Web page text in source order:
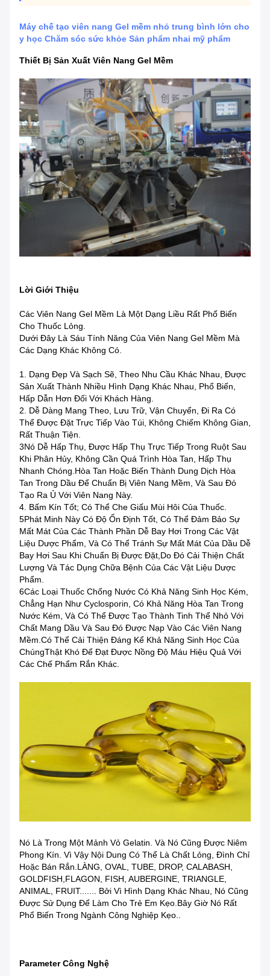
Máy chế tạo viên nang Gel mềm nhỏ trung bình lớn cho
y học Chăm sóc sức khỏe Sản phẩm nhai mỹ phẩm
Thiết Bị Sản Xuất Viên Nang Gel Mềm
Lời Giới Thiệu
Các Viên Nang Gel Mềm Là Một Dạng Liều Rất Phổ Biến
Cho Thuốc Lỏng.
Dưới Đây Là Sáu Tính Năng Của Viên Nang Gel Mềm Mà
Các Dạng Khác Không Có.
1. Dạng Đẹp Và Sạch Sẽ, Theo Nhu Cầu Khác Nhau, Được
Sản Xuất Thành Nhiều Hình Dạng Khác Nhau, Phổ Biến,
Hấp Dẫn Hơn Đối Với Khách Hàng.
2. Dễ Dàng Mang Theo, Lưu Trữ, Vận Chuyển, Đi Ra Có
Thể Được Đặt Trực Tiếp Vào Túi, Không Chiếm Không Gian,
Rất Thuận Tiện.
3Nó Dễ Hấp Thụ, Được Hấp Thụ Trực Tiếp Trong Ruột Sau
Khi Phân Hủy, Không Cần Quá Trình Hòa Tan, Hấp Thụ
Nhanh Chóng.hòa Tan Hoặc Biến Thành Dung Dịch Hòa
Tan Trong Dầu Để Chuẩn Bị Viên Nang Mềm, Và Sau Đó
Tạo Ra Ủ Với Viên Nang Này.
4. Bấm Kín Tốt; Có Thể Che Giấu Mùi Hôi Của Thuốc.
5Phát Minh Này Có Độ Ổn Định Tốt, Có Thể Đảm Bảo Sự
Mất Mát Của Các Thành Phần Dễ Bay Hơi Trong Các Vật
Liệu Dược Phẩm, Và Có Thể Tránh Sự Mất Mát Của Dầu Dễ
Bay Hơi Sau Khi Chuẩn Bị Được Đặt,do Đó Cải Thiện Chất
Lượng Và Tác Dụng Chữa Bệnh Của Các Vật Liệu Dược
Phẩm.
6Các Loại Thuốc Chống Nước Có Khả Năng Sinh Học Kém,
Chẳng Hạn Như Cyclosporin, Có Khả Năng Hòa Tan Trong
Nước Kém, Và Có Thể Được Tạo Thành Tinh Thể Nhỏ Với
Chất Mang Dầu Và Sau Đó Được Nạp Vào Các Viên Nang
Mềm.có Thể Cải Thiện Đáng Kể Khả Năng Sinh Học Của
ChúngThật Khó Để Đạt Được Nồng Độ Máu Hiệu Quả Với
Các Chế Phẩm Rắn Khác.
Nó Là Trong Một Mảnh Vỏ Gelatin. Và Nó Cũng Được Niêm
Phong Kín. Vì Vậy Nội Dung Có Thể Là Chất Lỏng, Đình Chỉ
Hoặc Bán Rắn.LÀNG, OVAL, TUBE, DROP, CALABASH,
GOLDFISH,FLAGON, FISH, AUBERGINE, TRIANGLE,
ANIMAL, FRUIT....... Bởi Vì Hình Dạng Khác Nhau, Nó Cũng
Được Sử Dụng Để Làm Cho Trẻ Em Kẹo.Bây Giờ Nó Rất
Phổ Biến Trong Ngành Công Nghiệp Kẹo..
Parameter Công Nghệ